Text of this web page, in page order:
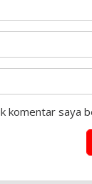
komentar saya